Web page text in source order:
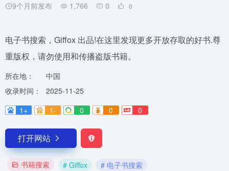
9个月前发布 1,766 0 0
电子书搜索，Giffox 出品!在这里发现更多开放存取的好书.尊
重版权，请勿使用和传播盗版书籍。
所在地：
中国
收录时间：
2025-11-25
1+
1- 0 0 0
打开网站
书籍搜索 # Giffox # 电子书搜索